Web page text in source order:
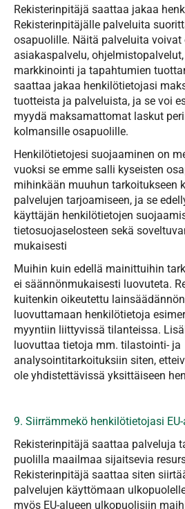
Rekisterinpitäjä saattaa jakaa
Rekisterinpitäjälle palveluita
osapuolille. Näitä palveluita voivat
asiakaspalvelu,
markkinointi ja tapahtumien
saattaa jakaa henkilötietojasi
tuotteista ja palveluista, ja se voi
myydä maksamattomat laskut
kolmansille osapuolille.
Henkilötietojesi suojaaminen on
vuoksi se emme salli kyseisten
mihinkään muuhun tarkoitukseen
palvelujen tarjoamiseen, ja se
käyttäjän henkilötietojen
tietosuojaselosteen sekä
mukaisesti
Muihin kuin edellä mainittuihin
ei säännönmukaisesti luovuteta.
kuitenkin oikeutettu
luovuttamaan henkilötietoja
myyntiin liittyvissä tilanteissa.
luovuttaa tietoja mm. tilastointi- ja
analysointitarkoituksiin siten,
ole yhdistettävissä yksittäiseen
9. Siirrämmekö henkilötietojasi
Rekisterinpitäjä saattaa palveluja
puolilla maailmaa sijaitsevia
Rekisterinpitäjä saattaa siten
palvelujen käyttömaan
myös EU-alueen ulkopuolisiin